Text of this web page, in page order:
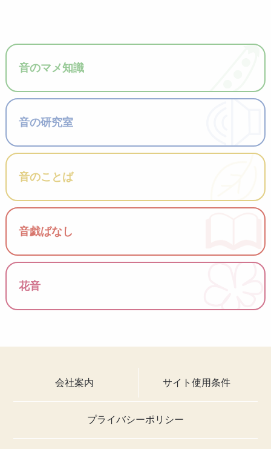
音のマメ知識
音の研究室
音のことば
音戯ばなし
花音
会社案内 サイト使用条件
プライバシーポリシー